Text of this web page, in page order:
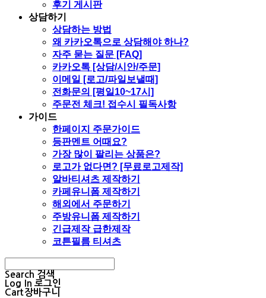
후기 게시판
상담하기
상담하는 방법
왜 카카오톡으로 상담해야 하나?
자주 묻는 질문 [FAQ]
카카오톡 [상담/시안/주문]
이메일 [로고/파일보낼때]
전화문의 [평일10~17시]
주문전 체크! 접수시 필독사항
가이드
한페이지 주문가이드
등판멘트 어때요?
가장 많이 팔리는 상품은?
로고가 없다면? [무료로고제작]
알바티셔츠 제작하기
카페유니폼 제작하기
해외에서 주문하기
주방유니폼 제작하기
긴급제작 급한제작
코튼필름 티셔츠
Search 검색
Log In 로그인
Cart장바구니